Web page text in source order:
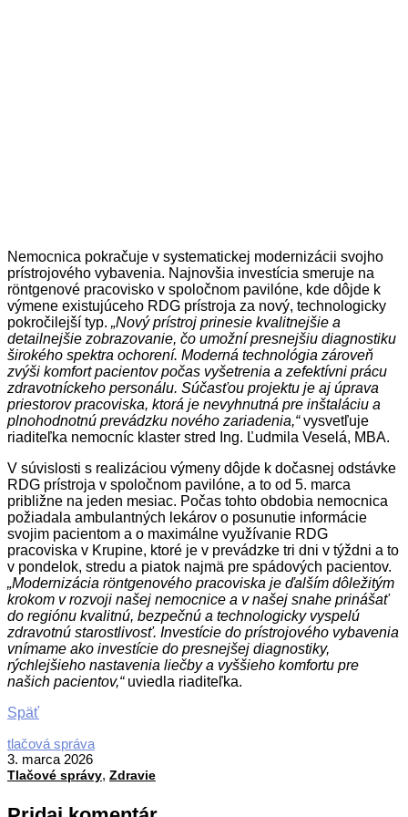
Nemocnica pokračuje v systematickej modernizácii svojho
prístrojového vybavenia. Najnovšia investícia smeruje na
röntgenové pracovisko v spoločnom pavilóne, kde dôjde k
výmene existujúceho RDG prístroja za nový, technologicky
pokročilejší typ. „Nový prístroj prinesie kvalitnejšie a
detailnejšie zobrazovanie, čo umožní presnejšiu diagnostiku
širokého spektra ochorení. Moderná technológia zároveň
zvýši komfort pacientov počas vyšetrenia a zefektívni prácu
zdravotníckeho personálu. Súčasťou projektu je aj úprava
priestorov pracoviska, ktorá je nevyhnutná pre inštaláciu a
plnohodnotnú prevádzku nového zariadenia,“vysvetľuje
riaditeľka nemocníc klaster stred Ing. Ľudmila Veselá, MBA.
V súvislosti s realizáciou výmeny dôjde k dočasnej odstávke
RDG prístroja v spoločnom pavilóne, a to od 5. marca
približne na jeden mesiac. Počas tohto obdobia nemocnica
požiadala ambulantných lekárov o posunutie informácie
svojim pacientom a o maximálne využívanie RDG
pracoviska v Krupine, ktoré je v prevádzke tri dni v týždni a to
v pondelok, stredu a piatok najmä pre spádových pacientov.
„Modernizácia röntgenového pracoviska je ďalším dôležitým
krokom v rozvoji našej nemocnice a v našej snahe prinášať
do regiónu kvalitnú, bezpečnú a technologicky vyspelú
zdravotnú starostlivosť. Investície do prístrojového vybavenia
vnímame ako investície do presnejšej diagnostiky,
rýchlejšieho nastavenia liečby a vyššieho komfortu pre
našich pacientov,“uviedla riaditeľka.
Späť
2026-
03-
03
tlačová správa
3. marca 2026
Tlačové správy, Zdravie